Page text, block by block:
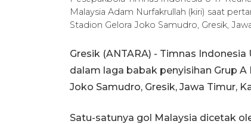
Malaysia Adam Nurfakrullah (kiri) saat
Stadion Gelora Joko Samudro, Gresik,
Gresik (ANTARA) - Timnas
dalam laga babak penyisihan Grup A
Joko Samudro, Gresik, Jawa Timur,
Satu-satunya gol Malaysia dicetak